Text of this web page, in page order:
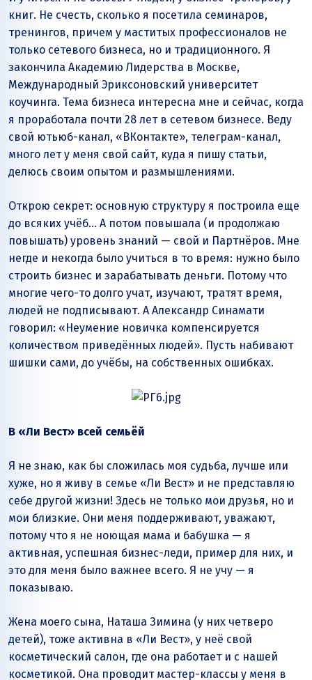
книг. Не счесть, сколько я посетила семинаров,
тренингов, причем у маститых профессионалов не
только сетевого бизнеса, но и традиционного. Я
закончила Академию Лидерства в Москве,
Международный Эриксоновский университет
коучинга. Тема бизнеса интересна мне и сейчас, когда
я проработала почти 28 лет в сетевом бизнесе. Веду
свой ютьюб-канал, «ВКонтакте», телеграм-канал,
много лет у меня свой сайт, куда я пишу статьи,
делюсь своим опытом и размышлениями.
Открою секрет: основную структуру я построила еще
до всяких учёб… А потом повышала (и продолжаю
повышать) уровень знаний — свой и Партнёров. Мне
негде и некогда было учиться в то время: нужно было
строить бизнес и зарабатывать деньги. Потому что
многие чего-то долго учат, изучают, тратят время,
людей не подписывают. А Александр Синамати
говорил: «Неумение новичка компенсируется
количеством приведённых людей». Пусть набивают
шишки сами, до учёбы, на собственных ошибках.
В «Ли Вест» всей семьёй
Я не знаю, как бы сложилась моя судьба, лучше или
хуже, но я живу в семье «Ли Вест» и не представляю
себе другой жизни! Здесь не только мои друзья, но и
мои близкие. Они меня поддерживают, уважают,
потому что я не ноющая мама и бабушка — я
активная, успешная бизнес-леди, пример для них, и
это для меня было важнее всего. Я не учу — я
показываю.
Жена моего сына, Наташа Зимина (у них четверо
детей), тоже активна в «Ли Вест», у неё свой
косметический салон, где она работает и с нашей
косметикой. Она проводит мастер-классы у меня в